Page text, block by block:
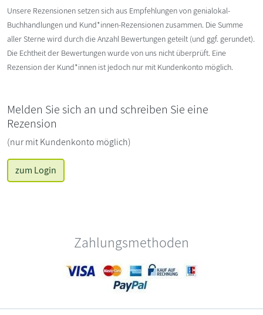
Unsere Rezensionen setzen sich aus Empfehlungen von genialokal-
Buchhandlungen und Kund*innen-Rezensionen zusammen. Die Summe
aller Sterne wird durch die Anzahl Bewertungen geteilt (und ggf. gerundet).
Die Echtheit der Bewertungen wurde von uns nicht überprüft. Eine
Rezension der Kund*innen ist jedoch nur mit Kundenkonto möglich.
Melden Sie sich an und schreiben Sie eine
Rezension
(nur mit Kundenkonto möglich)
zum Login
Zahlungsmethoden